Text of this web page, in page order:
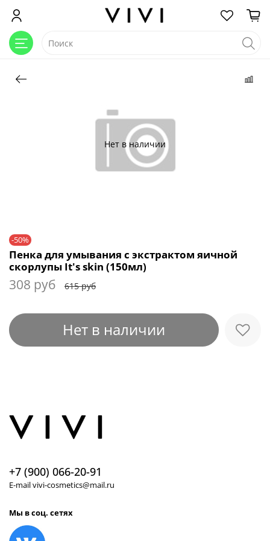
Нет в наличии
-50%
Пенка для умывания с экстрактом яичной
скорлупы It's skin (150мл)
308 руб 615 руб
Нет в наличии
+7 (900) 066-20-91
E-mail vivi-cosmetics@mail.ru
Мы в соц. сетях